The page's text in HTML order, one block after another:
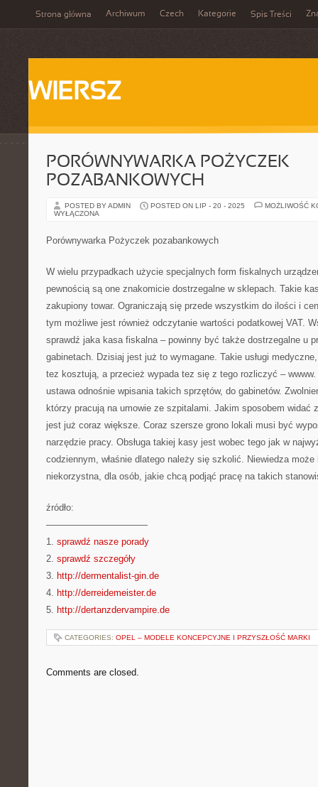
Strona główna Archiwum Czech Kategorie Spis Treści
WIERSZ
PORÓWNYWARKA POŻYCZEK
POZABANKOWYCH
POSTED BY ADMIN POSTED ON LIP - 20 - 2025
MOŻLIWOŚĆ
WYŁĄCZONA
Porównywarka Pożyczek pozabankowych
W wielu przypadkach użycie specjalnych form fiskalnych
pewnością są one znakomicie dostrzegalne w sklepach. Takie
zakupiony towar. Ograniczają się przede wszystkim do ilości i
tym możliwe jest również odczytanie wartości podatkowej VAT.
sprawdź jaka kasa fiskalna – powinny być także dostrzegalne u
gabinetach. Dzisiaj jest już to wymagane. Takie usługi
tez kosztują, a przecież wypada tez się z tego rozliczyć – wwww.
ustawa odnośnie wpisania takich sprzętów, do gabinetów.
którzy pracują na umowie ze szpitalami. Jakim sposobem widać
jest już coraz większe. Coraz szersze grono lokali musi być
narzędzie pracy. Obsługa takiej kasy jest wobec tego jak w
codziennym, właśnie dlatego należy się szkolić. Niewiedza
niekorzystna, dla osób, jakie chcą podjąć pracę na takich
źródło:
———————————
1. sprawdź nasze porady
2. sprawdź szczegóły
3. http://dermentalist-gin.de
4. http://derreidemeister.de
5. http://dertanzdervampire.de
CATEGORIES: OPEL – MODELE KONCEPCYJNE I PRZYSZŁOŚĆ MARKI
Comments are closed.